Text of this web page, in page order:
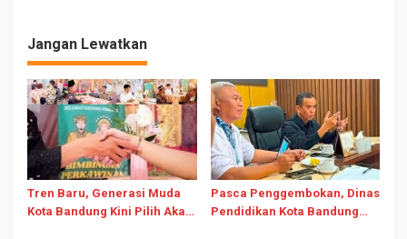
Jangan Lewatkan
Tren Baru, Generasi Muda
Kota Bandung Kini Pilih Akad
Pasca Penggembokan, Dinas
Pendidikan Kota Bandung